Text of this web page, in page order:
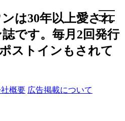
は30年以上愛され
です。毎月2回発行
ポストインもされて
概要 広告掲載について
メ
ニ
ュ
ー